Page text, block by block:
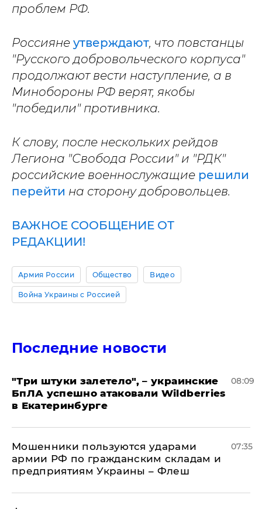
проблем РФ.
Россияне утверждают, что повстанцы
"Русского добровольческого корпуса"
продолжают вести наступление, а в
Минобороны РФ верят, якобы
"победили" противника.
К слову, после нескольких рейдов
Легиона "Свобода России" и "РДК"
российские военнослужащие решили
перейти на сторону добровольцев.
ВАЖНОЕ СООБЩЕНИЕ ОТ
РЕДАКЦИИ!
Армия России Общество Видео
Война Украины с Россией
Последние новости
"Три штуки залетело", – украинские
БпЛА успешно атаковали Wildberries
в Екатеринбурге
08:09
Мошенники пользуются ударами
армии РФ по гражданским складам и
предприятиям Украины – Флеш
07:35